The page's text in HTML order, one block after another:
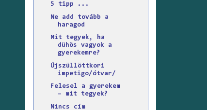
5 tipp ...
Ne add tovább a
haragod
Mit tegyek, ha
dühös vagyok a
gyerekemre?
Újszüllöttkori
impetigo/ótvar/
Felesel a gyerekem
– mit tegyek?
Nincs cím